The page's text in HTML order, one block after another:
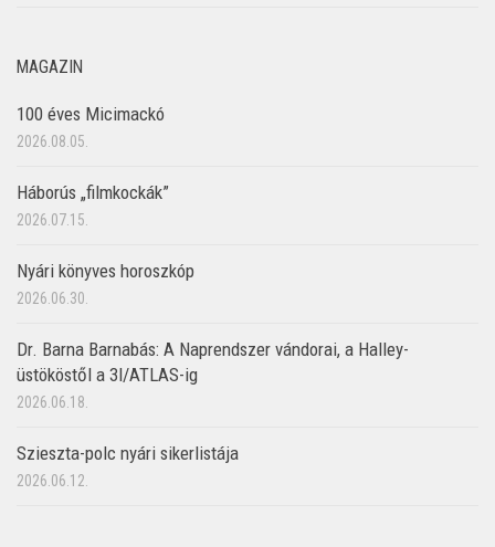
MAGAZIN
100 éves Micimackó
2026.08.05.
Háborús „filmkockák”
2026.07.15.
Nyári könyves horoszkóp
2026.06.30.
Dr. Barna Barnabás: A Naprendszer vándorai, a Halley-
üstököstől a 3I/ATLAS-ig
2026.06.18.
Szieszta-polc nyári sikerlistája
2026.06.12.